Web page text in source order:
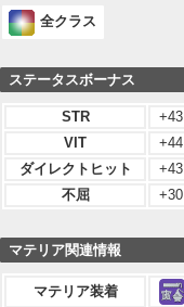
全クラス
ステータスボーナス
STR
+43
VIT
+44
ダイレクトヒット
+43
不屈
+30
マテリア関連情報
マテリア装着